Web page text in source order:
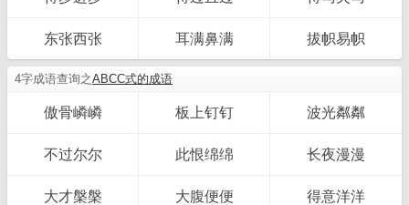
东张西张 耳满鼻满 拔帜易帜
4字成语查询之ABCC式的成语
傲骨嶙嶙 板上钉钉 波光粼粼
不过尔尔 此恨绵绵 长夜漫漫
大才槃槃 大腹便便 得意洋洋